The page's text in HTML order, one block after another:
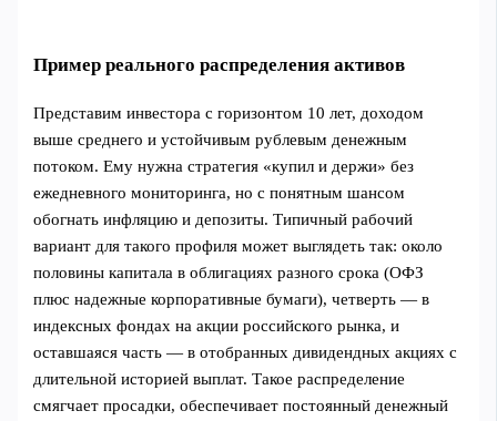
Пример реального распределения активов
Представим инвестора с горизонтом 10 лет, доходом
выше среднего и устойчивым рублевым денежным
потоком. Ему нужна стратегия «купил и держи» без
ежедневного мониторинга, но с понятным шансом
обогнать инфляцию и депозиты. Типичный рабочий
вариант для такого профиля может выглядеть так: около
половины капитала в облигациях разного срока (ОФЗ
плюс надежные корпоративные бумаги), четверть — в
индексных фондах на акции российского рынка, и
оставшаяся часть — в отобранных дивидендных акциях с
длительной историей выплат. Такое распределение
смягчает просадки, обеспечивает постоянный денежный